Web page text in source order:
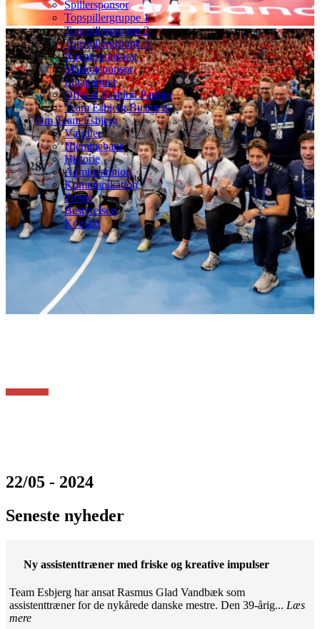
Spillersponsor
Topspillergruppe 1
Topspillergruppe 2
Topspillergruppe 3
Navnesponsorat
Maskotsponsor
Ligapartner
Official Fashion Partner
Team Esbjerg Business
Om Team Esbjerg
Værdier
Hjemmebane
Historie
Administration
Kommunikation
Presse
Bestyrelsen
Kontakt
22/05 - 2024
Seneste nyheder
Ny assistenttræner med friske og kreative impulser
Team Esbjerg har ansat Rasmus Glad Vandbæk som
assistenttræner for de nykårede danske mestre. Den 39-årig... Læs
mere